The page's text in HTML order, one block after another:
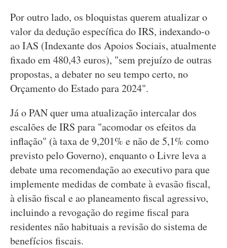
Por outro lado, os bloquistas querem atualizar o
valor da dedução específica do IRS, indexando-o
ao IAS (Indexante dos Apoios Sociais, atualmente
fixado em 480,43 euros), "sem prejuízo de outras
propostas, a debater no seu tempo certo, no
Orçamento do Estado para 2024".
Já o PAN quer uma atualização intercalar dos
escalões de IRS para "acomodar os efeitos da
inflação" (à taxa de 9,201% e não de 5,1% como
previsto pelo Governo), enquanto o Livre leva a
debate uma recomendação ao executivo para que
implemente medidas de combate à evasão fiscal,
à elisão fiscal e ao planeamento fiscal agressivo,
incluindo a revogação do regime fiscal para
residentes não habituais a revisão do sistema de
benefícios fiscais.